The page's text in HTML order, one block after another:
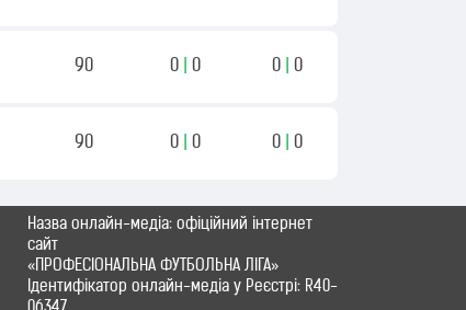
90 0 0 0 0
90 0 0 0 0
Назва онлайн-медіа: офіційний інтернет
сайт
«ПРОФЕСІОНАЛЬНА ФУТБОЛЬНА ЛІГА»
Ідентифікатор онлайн-медіа у Реєстрі: R40-